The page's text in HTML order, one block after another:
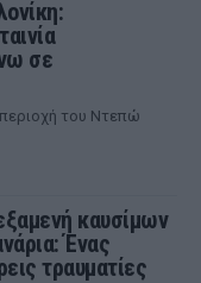
σε
του Ντεπώ
καυσίμων
Ένας
τραυματίες